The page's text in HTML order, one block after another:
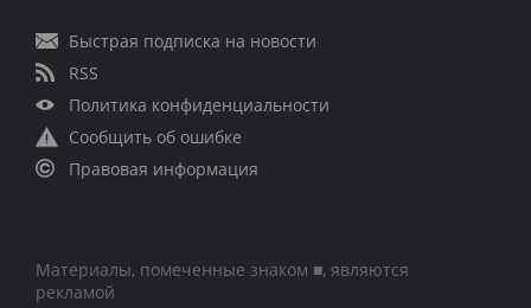
Быстрая подписка на новости
RSS
Политика конфиденциальности
Сообщить об ошибке
Правовая информация
Материалы, помеченные знаком ■, являются
рекламой